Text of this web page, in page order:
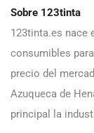
Sobre 123tinta
123tinta.es nace
consumibles
precio del
Azuqueca de
principal la